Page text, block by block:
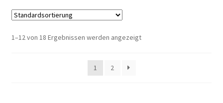
1–12 von 18 Ergebnissen werden angezeigt
1 2